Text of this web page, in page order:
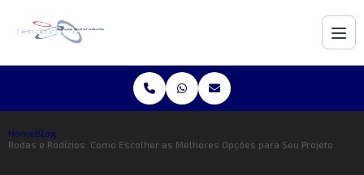
HomeBlog
Rodas e Rodízios: Como Escolher as Melhores Opções para Seu Projeto